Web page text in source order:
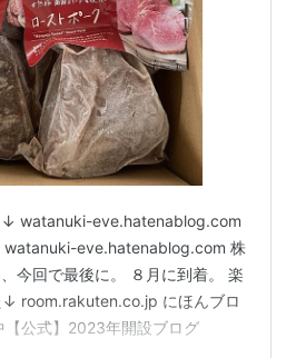
↓ watanuki-eve.hatenablog.com
watanuki-eve.hatenablog.com 株
今回で最後に。 ８月に到着。 楽
↓ room.rakuten.co.jp にほんブロ
【公式】2023年開設ブログ